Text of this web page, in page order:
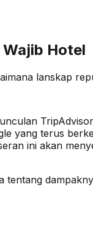
Hotel
lanskap
yang terus
ini akan